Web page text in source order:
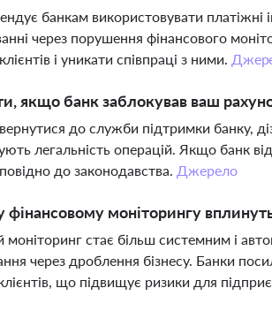
банкам використовувати платіжні
через порушення фінансового
і уникати співпраці з ними.
якщо банк заблокував ваш
до служби підтримки банку,
легальність операцій. Якщо банк
до законодавства. Джерело
фінансовому моніторингу
моніторинг стає більш системним і
через дроблення бізнесу. Банки
що підвищує ризики для